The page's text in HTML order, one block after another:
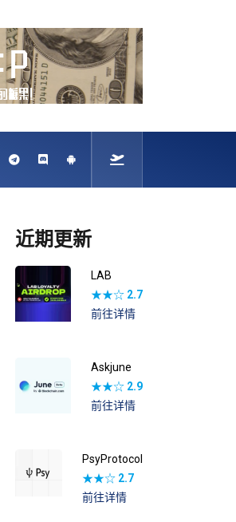
近期更新
LAB
★★☆ 2.7
前往详情
Askjune
★★☆ 2.9
前往详情
PsyProtocol
★★☆ 2.7
前往详情